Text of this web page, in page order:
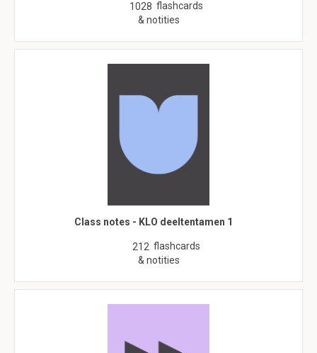
1028 flashcards
& notities
Class notes - KLO deeltentamen 1
212 flashcards
& notities